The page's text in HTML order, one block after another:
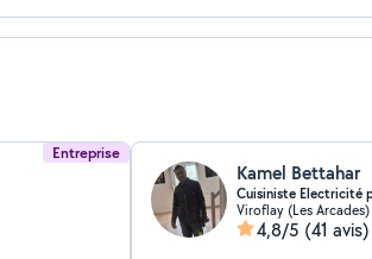
Entreprise
Kamel Bettahar
Cuisiniste Electricité
Viroflay (Les Arcades)
4,8/5 (41 avis)